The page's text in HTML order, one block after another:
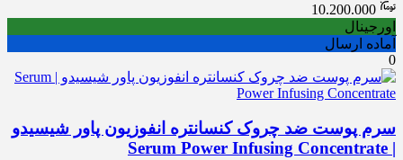
10.200.000
اورجینال
آماده ارسال
0
سرم پوست ضد چروک کنسانتره انفوزیون پاور شیسیدو
| Serum Power Infusing Concentrate